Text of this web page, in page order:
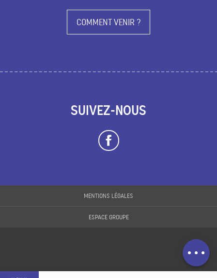
Description
COMMENT VENIR ?
SUIVEZ-NOUS
MENTIONS LÉGALES
ESPACE GROUPE